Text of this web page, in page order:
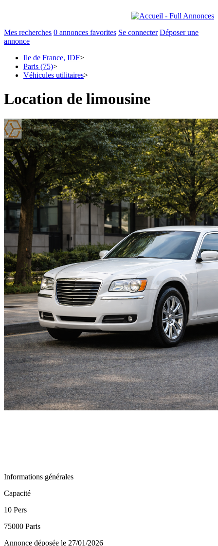
Mes recherches 0 annonces favorites Se connecter Déposer une
annonce
Ile de France, IDF>
Paris (75)>
Véhicules utilitaires>
Location de limousine
Informations générales
Capacité
10 Pers
75000 Paris
Annonce déposée le 27/01/2026